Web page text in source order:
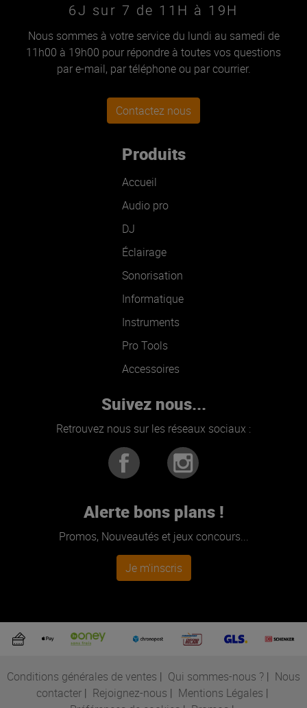
6J sur 7 de 11H à 19H
Nous sommes à votre service du lundi au samedi de
11h00 à 19h00 pour répondre à toutes vos questions
par e-mail, par téléphone ou par courrier.
Contactez nous
Produits
Accueil
Audio pro
DJ
Éclairage
Sonorisation
Informatique
Instruments
Pro Tools
Accessoires
Suivez nous...
Retrouvez nous sur les réseaux sociaux :
Alerte bons plans !
Promos, Nouveautés et jeux concours...
Je m'inscris
Conditions générales de ventes | Qui sommes-nous ? | Nous
contacter| Rejoignez-nous | Mentions Légales |